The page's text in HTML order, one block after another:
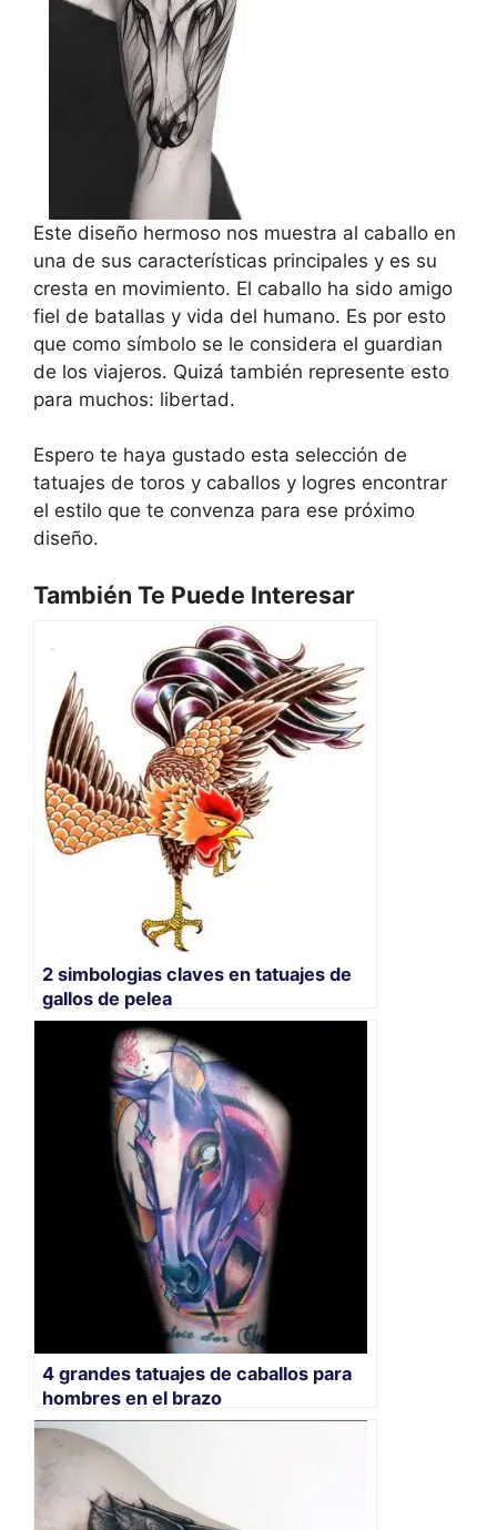
Este diseño hermoso nos muestra al caballo en
una de sus características principales y es su
cresta en movimiento. El caballo ha sido amigo
fiel de batallas y vida del humano. Es por esto
que como símbolo se le considera el guardian
de los viajeros. Quizá también represente esto
para muchos: libertad.
Espero te haya gustado esta selección de
tatuajes de toros y caballos y logres encontrar
el estilo que te convenza para ese próximo
diseño.
También Te Puede Interesar
2 simbologias claves en tatuajes de
gallos de pelea
4 grandes tatuajes de caballos para
hombres en el brazo